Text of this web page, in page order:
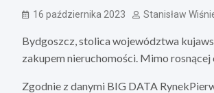
16 października 2023 Stanisław
Bydgoszcz, stolica województwa
zakupem nieruchomości. Mimo
Zgodnie z danymi BIG DATA